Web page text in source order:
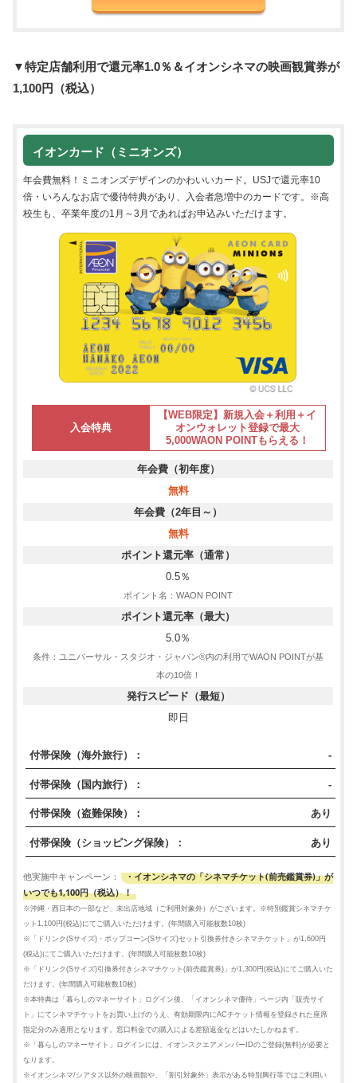
▼特定店舗利用で還元率1.0％＆イオンシネマの映画観賞券が
1,100円（税込）
イオンカード（ミニオンズ）
年会費無料！ミニオンズデザインのかわいいカード。USJで還元率10
倍・いろんなお店で優待特典があり、入会者急増中のカードです。※高
校生も、卒業年度の1月～3月であればお申込みいただけます。
入会特典
【WEB限定】新規入会＋利用＋イ
オンウォレット登録で最大
5,000WAON POINTもらえる！
年会費（初年度）
無料
年会費（2年目～）
無料
ポイント還元率（通常）
0.5％
ポイント名：WAON POINT
ポイント還元率（最大）
5.0％
条件：ユニバーサル・スタジオ・ジャパン®内の利用でWAON POINTが基
本の10倍！
発行スピード（最短）
即日
付帯保険（海外旅行）： -
付帯保険（国内旅行）： -
付帯保険（盗難保険）： あり
付帯保険（ショッピング保険）： あり
他実施中キャンペーン：
・イオンシネマの「シネマチケット(前売鑑賞券)」が
いつでも1,100円（税込）！
※沖縄・西日本の一部など、未出店地域（ご利用対象外）がございます。※特別鑑賞シネマチケ
ット1,100円(税込)にてご購入いただけます。(年間購入可能枚数10枚)
※「ドリンク(Sサイズ)・ポップコーン(Sサイズ)セット引換券付きシネマチケット」が1,600円
(税込)にてご購入いただけます。(年間購入可能枚数10枚)
※「ドリンク(Sサイズ)引換券付きシネマチケット(前売鑑賞券)」が1,300円(税込)にてご購入いた
だけます。(年間購入可能枚数10枚)
※本特典は「暮らしのマネーサイト」ログイン後、「イオンシネマ優待」ページ内「販売サイ
ト」にてシネマチケットをお買い上げのうえ、有効期限内にACチケット情報を登録された座席
指定分のみ適用となります。窓口料金での購入による差額返金などはいたしかねます。
※「暮らしのマネーサイト」ログインには、イオンスクエアメンバーIDのご登録(無料)が必要と
なります。
※イオンシネマ/シアタス以外の映画館や、「割引対象外」表示がある特別興行等ではご利用い